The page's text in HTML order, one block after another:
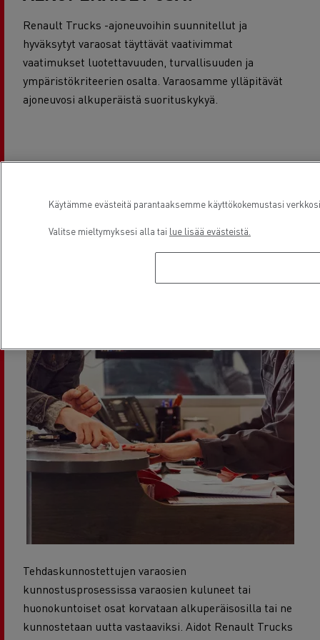
Renault Trucks -ajoneuvoihin suunnitellut ja
hyväksytyt varaosat täyttävät vaativimmat
vaatimukset luotettavuuden, turvallisuuden ja
ympäristökriteerien osalta. Varaosamme ylläpitävät
ajoneuvosi alkuperäistä suorituskykyä.
Tehdaskunnostettujen varaosien
kunnostusprosessissa varaosien kuluneet tai
huonokuntoiset osat korvataan alkuperäisosilla tai ne
kunnostetaan uutta vastaaviksi. Aidot Renault Trucks
Käytämme evästeitä parantaaksemme käyttökokemustasi
Valitse mieltymyksesi alla tai lue lisää evästeistä.